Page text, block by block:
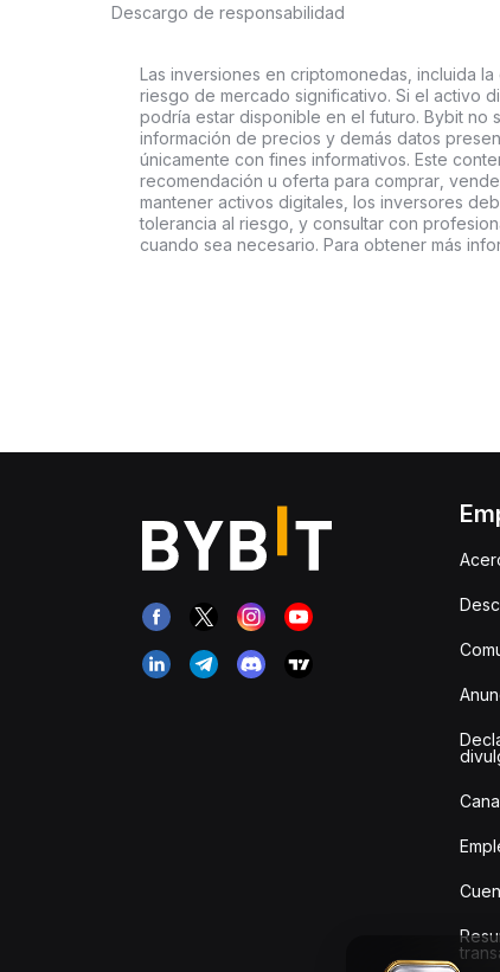
Descargo de responsabilidad
Las inversiones en criptomonedas, incluida
riesgo de mercado significativo. Si el activo
podría estar disponible en el futuro. Bybit no
información de precios y demás datos
únicamente con fines informativos. Este
recomendación u oferta para comprar,
mantener activos digitales, los inversores
tolerancia al riesgo, y consultar con
cuando sea necesario. Para obtener más